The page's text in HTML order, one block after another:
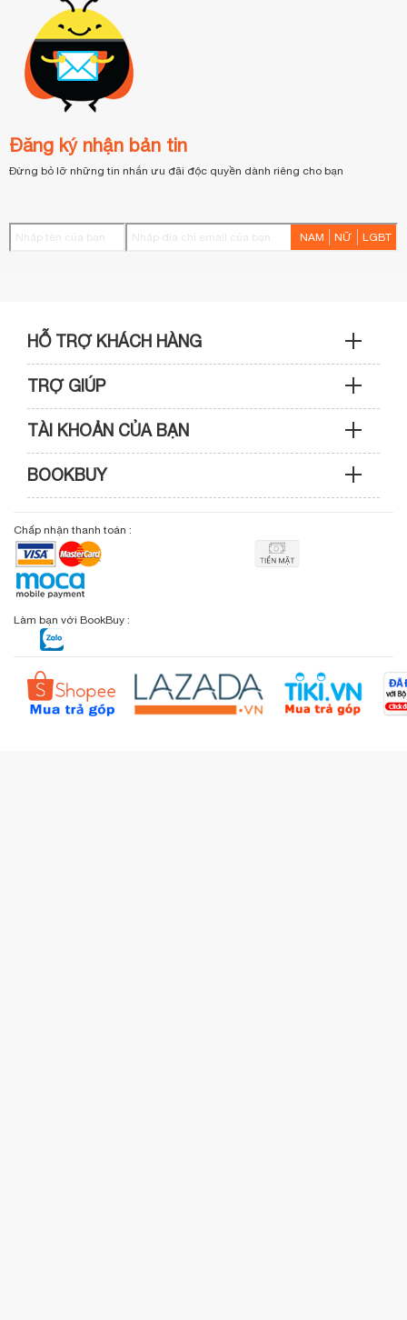
Đăng ký nhận bản tin
Đừng bỏ lỡ những tin nhắn ưu đãi độc quyền dành riêng cho bạn
NAM NỮ LGBT
HỖ TRỢ KHÁCH HÀNG
Sản phẩm & Đơn hàng: 0933 109 009
Kỹ thuật & Bảo hành: 0989 439 986
Điện thoại: (028) 3820 7153 (giờ hành chính)
Email: info@bookbuy.vn
Địa chỉ: 9 Lý Văn Phức, P. Tân Định, TP.HCM
Sơ đồ đường đi
TRỢ GIÚP
Hướng dẫn mua hàng
Phương thức vận chuyển
Chính sách đổi - trả
Chính sách bồi hoàn
Câu hỏi thường gặp (FAQs)
TÀI KHOẢN CỦA BẠN
Cập nhật tài khoản
Giỏ hàng
Lịch sử giao dịch
Sản phẩm yêu thích
Kiểm tra đơn hàng
BOOKBUY
BookBuy trên Facebook
Liên hệ BookBuy
Đặt hàng theo yêu cầu
Chấp nhận thanh toán :
Làm bạn với BookBuy :